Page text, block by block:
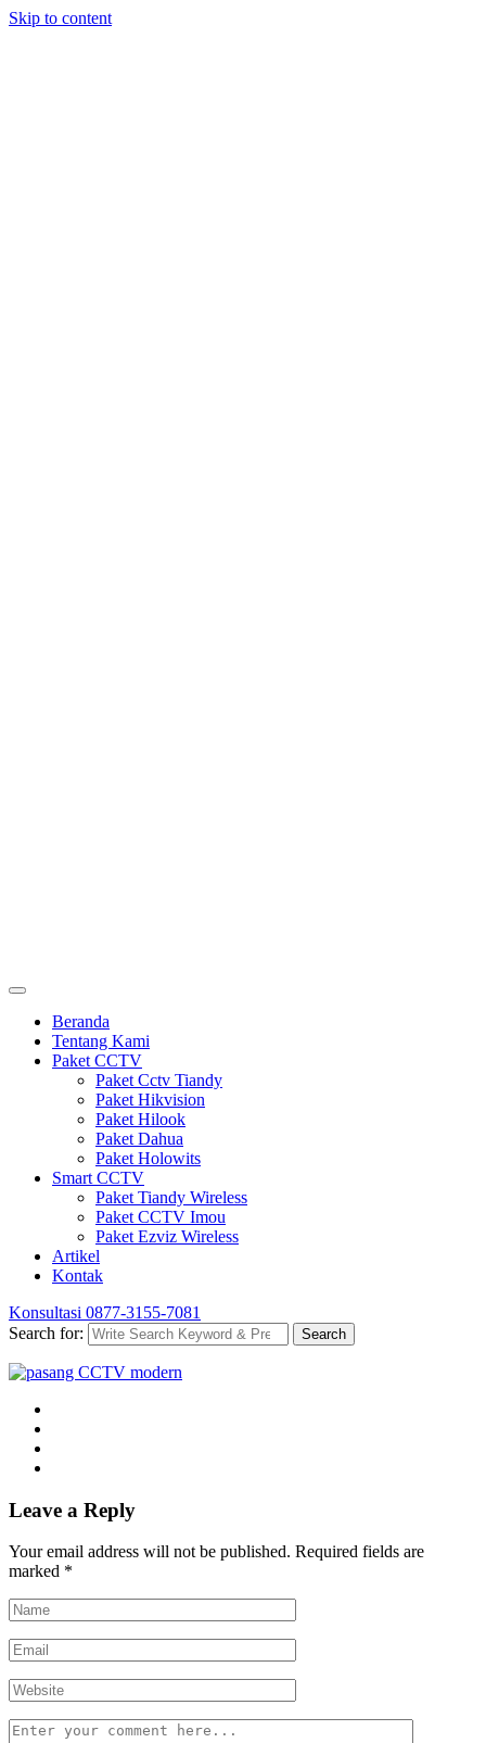
Skip to content
Beranda
Tentang Kami
Paket CCTV
Paket Cctv Tiandy
Paket Hikvision
Paket Hilook
Paket Dahua
Paket Holowits
Smart CCTV
Paket Tiandy Wireless
Paket CCTV Imou
Paket Ezviz Wireless
Artikel
Kontak
Konsultasi 0877-3155-7081
Search for:
Search
Leave a Reply
Your email address will not be published. Required fields are
marked *